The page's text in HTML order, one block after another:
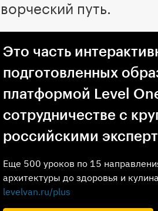
путь.
Это часть
подготовленных
платформой Level
сотрудничестве с
российскими
Еще 500 уроков по 15
архитектуры до здоровья и
levelvan.ru/plus